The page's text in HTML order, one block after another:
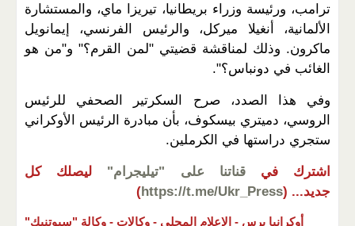
ترامب، ورئيسة وزراء بريطانيا، تيريزا ماي، والمستشارة
الألمانية، أنغيلا ميركل، والرئيس الفرنسي، إيمانويل
ماكرون. وذلك لمناقشة قضيتي "لمن القرم؟" و"من هو
الغائب في دونباس؟".
وفي هذا الصدد، صرح السكرتير الصحفي للرئيس
الروسي، دميتري بيسكوف، بأن مبادرة الرئيس الأوكراني
ستجري دراستها في الكرملين.
اشترك في قناتنا على "تيليجرام"
ليصلك كل
جديد... (
https://t.me/Ukr_Press
)
أوكرانيا برس - الإعلام المحلي - وكالات - وكالة "سبوتنيك"